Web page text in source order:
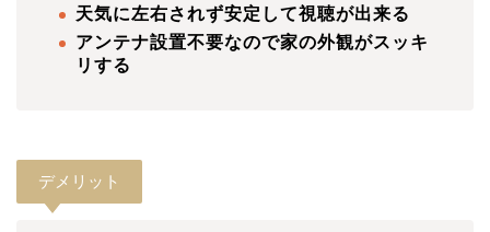
天気に左右されず安定して視聴が出来る
アンテナ設置不要なので家の外観がスッキ
リする
デメリット